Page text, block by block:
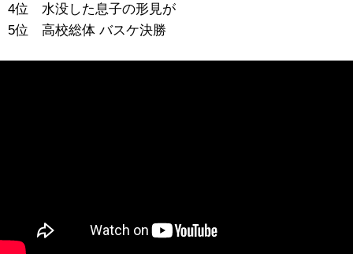
4位 水没した息子の形見が
5位 高校総体 バスケ決勝